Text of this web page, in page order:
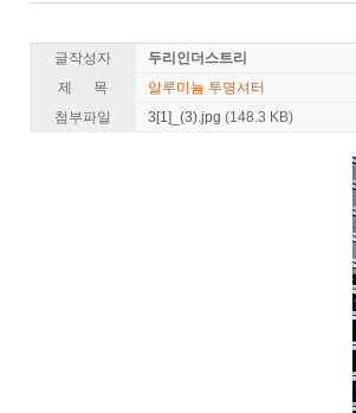
글작성자
두리인더스트리
제 목
알루미늄 투명셔터
첨부파일
3[1]_(3).jpg (148.3 KB)